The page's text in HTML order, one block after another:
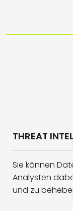
THREAT
Sie können
Analysten
und zu